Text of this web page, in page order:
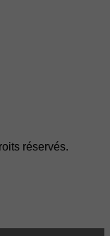
réservés.